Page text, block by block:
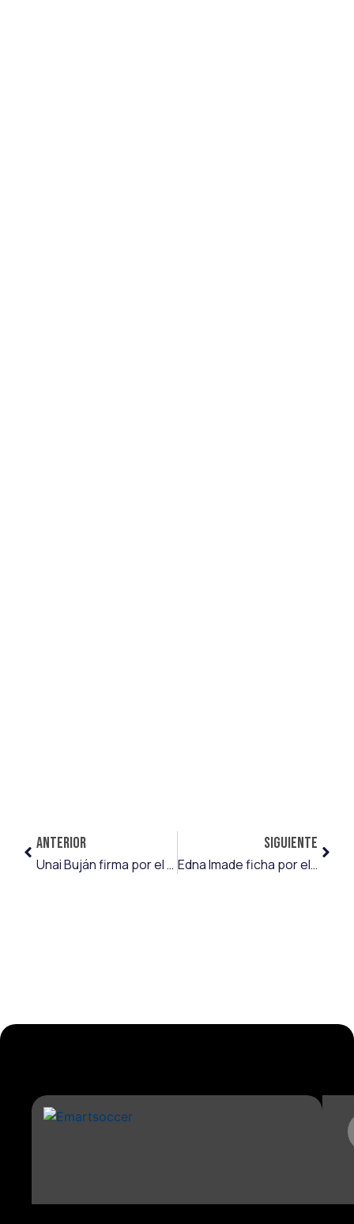
ANTERIOR
Unai Buján firma por el TS Podbeskidzie y se convierte en el décimo jugador de Emart&Soccer en Polonia
SIGUIENTE
Edna Imade ficha por el Bayern Múnich y se marcha cedida a la Real Sociedad